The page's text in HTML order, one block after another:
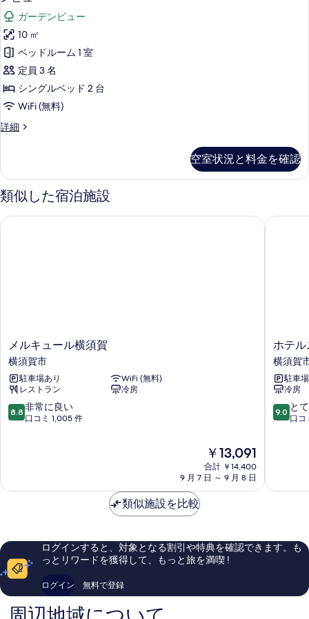
す
べ
て
の
写
真
を
表
る
ル
ル
ー
ム
の
詳
ネ
チ
ャ
ー
ツ
イ
ン
ム
シ
グ
禁
煙
ガ
ー
デ
ー
べ
て
の
ガーデンビュー
10 ㎡
ベッドルーム 1 室
定員 3 名
シングルベッド 2 台
WiFi (無料)
詳細
シ
ャ
ー
ツ
ン
ー
ー
空室状況と料金を確認
類似した宿泊施設
メ
ル
キ
ュ
ー
ル
横
市
メルキュール横須賀
横須賀市
駐車場あり
WiFi (無料)
レストラン
冷房
10
段
に
コ
1,005
件
の
8.8 非常に良い
口コミ 1,005 件
現
在
の
￥13,091
合計 ￥14,400
9 月 7 日 ～ 9 月 8 日
メルキュール横須賀
ホ
テ
ル
ニ
ュ
ー
ヨ
賀
ホテ
横須賀
駐車
冷房
10
段
も
し
い、
9.0 と
口コ
ホテル
類似施設を比較
ログインすると、対象となる割引や特典を確認できます。も
っとリワードを獲得して、もっと旅を満喫 !
ログイン 無料で登録